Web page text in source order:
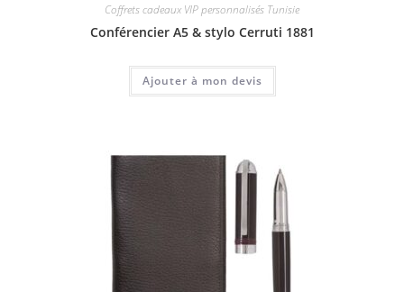
Coffrets cadeaux VIP personnalisés Tunisie
Conférencier A5 & stylo Cerruti 1881
Ajouter à mon devis